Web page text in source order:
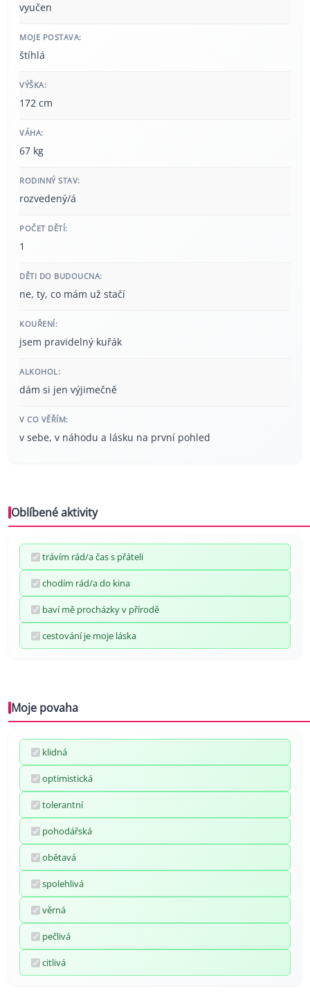
vyučen
MOJE POSTAVA:
štíhlá
VÝŠKA:
172 cm
VÁHA:
67 kg
RODINNÝ STAV:
rozvedený/á
POČET DĚTÍ:
1
DĚTI DO BUDOUCNA:
ne, ty, co mám už stačí
KOUŘENÍ:
jsem pravidelný kuřák
ALKOHOL:
dám si jen výjimečně
V CO VĚŘÍM:
v sebe, v náhodu a lásku na první pohled
Oblíbené aktivity
trávím rád/a čas s přáteli
chodím rád/a do kina
baví mě procházky v přírodě
cestování je moje láska
Moje povaha
klidná
optimistická
tolerantní
pohodářská
obětavá
spolehlivá
věrná
pečlivá
citlivá